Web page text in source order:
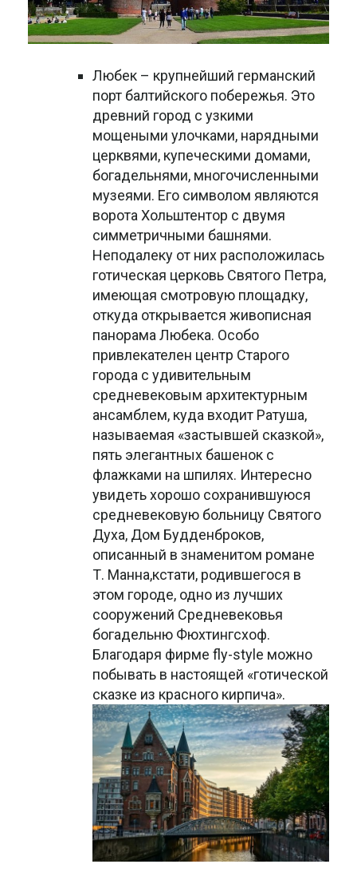
Любек – крупнейший германский
порт балтийского побережья. Это
древний город с узкими
мощеными улочками, нарядными
церквями, купеческими домами,
богадельнями, многочисленными
музеями. Его символом являются
ворота Хольштентор с двумя
симметричными башнями.
Неподалеку от них расположилась
готическая церковь Святого Петра,
имеющая смотровую площадку,
откуда открывается живописная
панорама Любека. Особо
привлекателен центр Старого
города с удивительным
средневековым архитектурным
ансамблем, куда входит Ратуша,
называемая «застывшей сказкой»,
пять элегантных башенок с
флажками на шпилях. Интересно
увидеть хорошо сохранившуюся
средневековую больницу Святого
Духа, Дом Будденброков,
описанный в знаменитом романе
Т. Манна,кстати, родившегося в
этом городе, одно из лучших
сооружений Средневековья
богадельню Фюхтингсхоф.
Благодаря фирме fly-style можно
побывать в настоящей «готической
сказке из красного кирпича».